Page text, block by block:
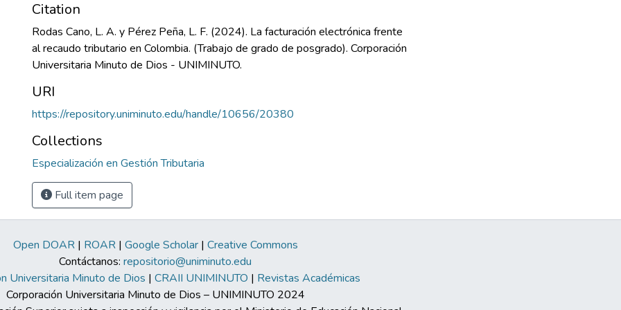
Citation
Rodas Cano, L. A. y Pérez Peña, L. F. (2024). La facturación electrónica frente
al recaudo tributario en Colombia. (Trabajo de grado de posgrado). Corporación
Universitaria Minuto de Dios - UNIMINUTO.
URI
https://repository.uniminuto.edu/handle/10656/20380
Collections
Especialización en Gestión Tributaria
Full item page
Open DOAR| ROAR| Google Scholar| Creative Commons
Contáctanos: repositorio@uniminuto.edu
Universitaria Minuto de Dios | CRAII UNIMINUTO | Revistas Académicas
Corporación Universitaria Minuto de Dios – UNIMINUTO 2024